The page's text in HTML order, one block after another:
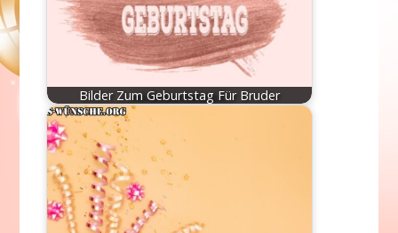
Bilder Zum Geburtstag Für Bruder